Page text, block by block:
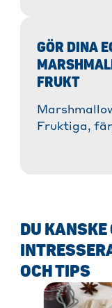
snabbköpet!
GÖR DINA
FRUKT
Fruktiga,
DU KANSKE
OCH TIPS